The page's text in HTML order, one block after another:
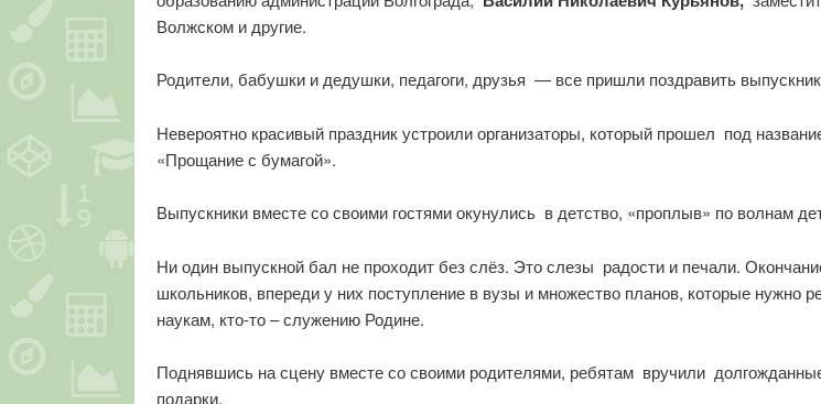
Волжском и другие.
Родители, бабушки и дедушки, педагоги, друзья — все пришли поздравить
Невероятно красивый праздник устроили организаторы, который прошел под
«Прощание с бумагой».
Выпускники вместе со своими гостями окунулись в детство, «проплыв» по волнам
Ни один выпускной бал не проходит без слёз. Это слезы радости и печали.
школьников, впереди у них поступление в вузы и множество планов, которые нужно
наукам, кто-то – служению Родине.
Поднявшись на сцену вместе со своими родителями, ребятам вручили
подарки.